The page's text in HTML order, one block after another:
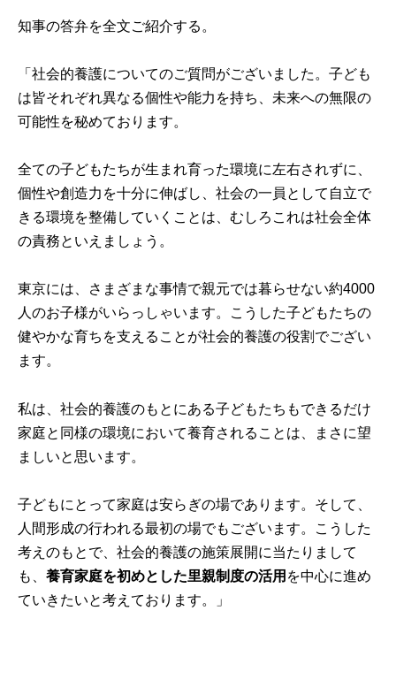
知事の答弁を全文ご紹介する。
「社会的養護についてのご質問がございました。子ども
は皆それぞれ異なる個性や能力を持ち、未来への無限の
可能性を秘めております。
全ての子どもたちが生まれ育った環境に左右されずに、
個性や創造力を十分に伸ばし、社会の一員として自立で
きる環境を整備していくことは、むしろこれは社会全体
の責務といえましょう。
東京には、さまざまな事情で親元では暮らせない約4000
人のお子様がいらっしゃいます。こうした子どもたちの
健やかな育ちを支えることが社会的養護の役割でござい
ます。
私は、社会的養護のもとにある子どもたちもできるだけ
家庭と同様の環境において養育されることは、まさに望
ましいと思います。
子どもにとって家庭は安らぎの場であります。そして、
人間形成の行われる最初の場でもございます。こうした
考えのもとで、社会的養護の施策展開に当たりまして
も、養育家庭を初めとした里親制度の活用 を中心に進め
ていきたいと考えております。」